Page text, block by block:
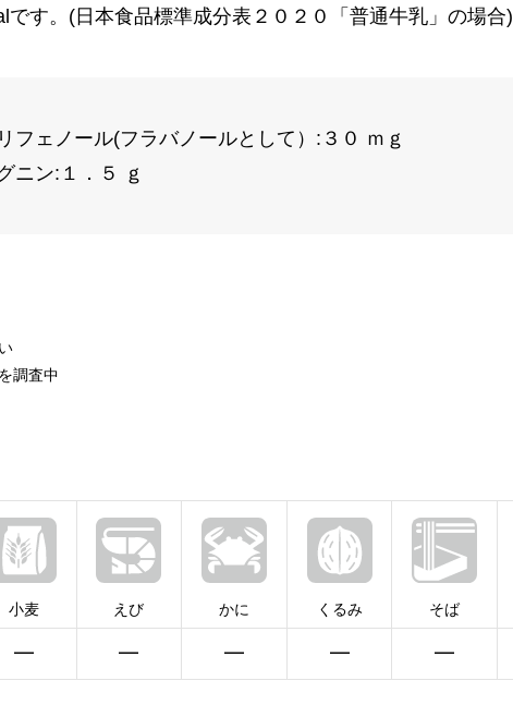
す。(日本食品標準成分表２０２０「普通牛乳」の場合)
フェノール(フラバノールとして）:３０ ｍｇ
ニン:１．５ ｇ
調査中
小麦
━
えび
━
かに
━
くるみ
━
そば
━